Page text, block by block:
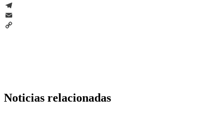
WhatsApp
Telegram
Email
Noticias relacionadas